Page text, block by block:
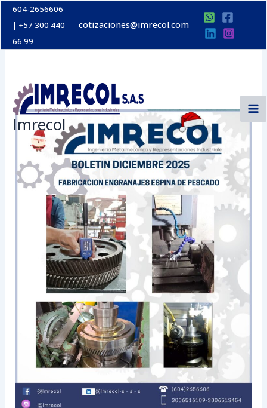
contenido
604-2656606
| +57 300 440
66 99
cotizaciones@imrecol.com
Imrecol
Porimrecolsas diciembre 1, 2025